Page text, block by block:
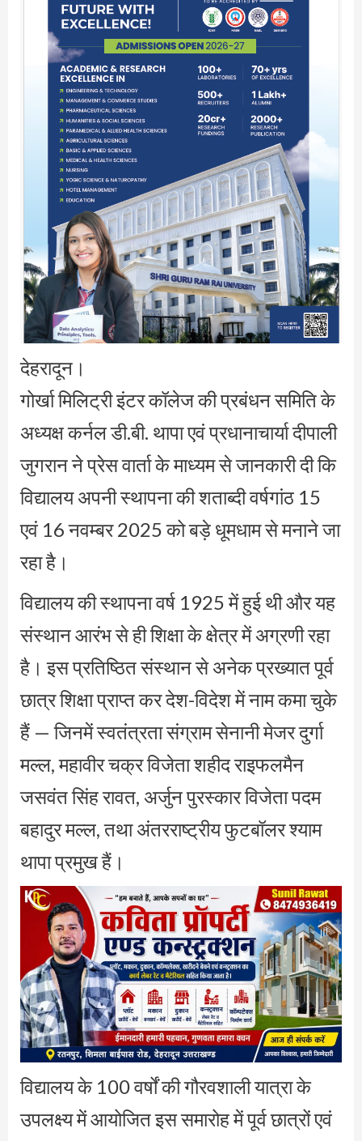
देहरादून।
गोर्खा मिलिट्री इंटर कॉलेज की प्रबंधन समिति के
अध्यक्ष कर्नल डी.बी. थापा एवं प्रधानाचार्या दीपाली
जुगरान ने प्रेस वार्ता के माध्यम से जानकारी दी कि
विद्यालय अपनी स्थापना की शताब्दी वर्षगांठ 15
एवं 16 नवम्बर 2025 को बड़े धूमधाम से मनाने जा
रहा है।
विद्यालय की स्थापना वर्ष 1925 में हुई थी और यह
संस्थान आरंभ से ही शिक्षा के क्षेत्र में अग्रणी रहा
है। इस प्रतिष्ठित संस्थान से अनेक प्रख्यात पूर्व
छात्र शिक्षा प्राप्त कर देश-विदेश में नाम कमा चुके
हैं — जिनमें स्वतंत्रता संग्राम सेनानी मेजर दुर्गा
मल्ल, महावीर चक्र विजेता शहीद राइफलमैन
जसवंत सिंह रावत, अर्जुन पुरस्कार विजेता पदम
बहादुर मल्ल, तथा अंतरराष्ट्रीय फुटबॉलर श्याम
थापा प्रमुख हैं।
विद्यालय के 100 वर्षों की गौरवशाली यात्रा के
उपलक्ष्य में आयोजित इस समारोह में पूर्व छात्रों एवं